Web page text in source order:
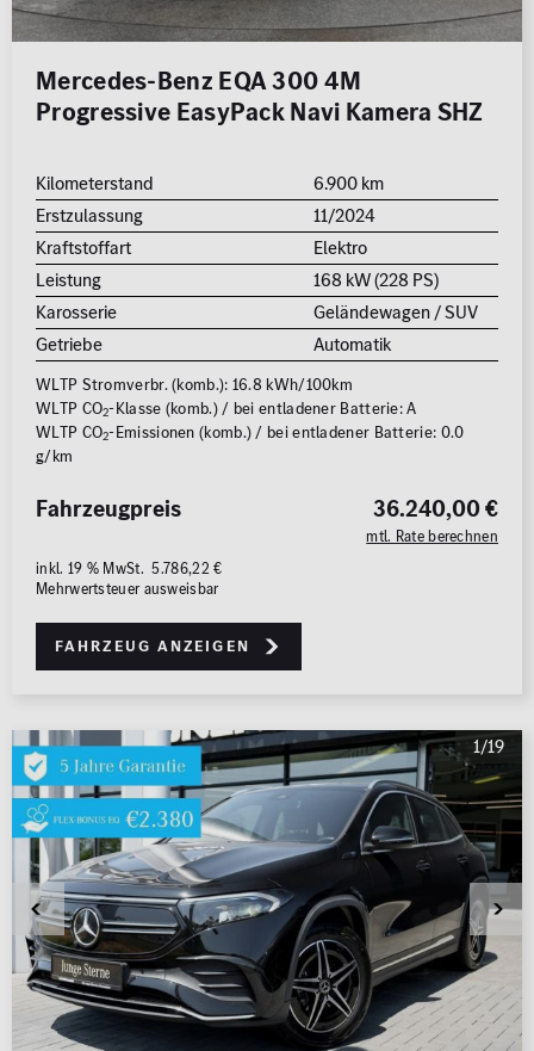
ALLE ALLE
Erstzulassung
2008 2026
Kilometer
0 km
250.000
Reichweite (elektrisch)
1.000 km
0 € 500.000 €
MwSt. ausweisbar
Mercedes-Benz EQA 300 4M
Progressive EasyPack Navi Kamera SHZ
Kilometerstand
6.900 km
Erstzulassung
11/2024
Kraftstoffart
Elektro
Leistung
168 kW (228 PS)
Karosserie
Geländewagen / SUV
Getriebe
Automatik
WLTP Stromverbr. (komb.): 16.8 kWh/100km
WLTP CO2-Klasse (komb.) / bei entladener Batterie: A
WLTP CO2-Emissionen (komb.) / bei entladener Batterie: 0.0
g/km
36.240,00 €
mtl. Rate berechnen
Fahrzeugpreis
inkl. 19 % MwSt. 5.786,22 €
Mehrwertsteuer ausweisbar
Fahrzeug anzeigen
1/19